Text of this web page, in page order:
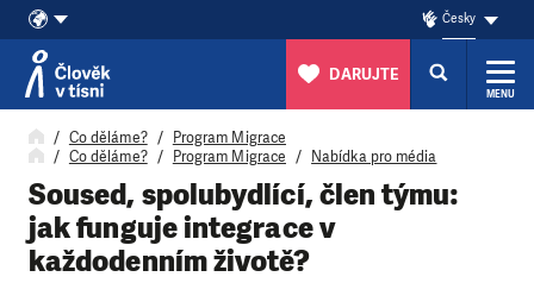
Přeskočit na obsah
Česky
DARUJTE
MENU
Co děláme?
Program Migrace
Co děláme?
Program Migrace Nabídka pro média
Soused, spolubydlící, člen týmu:
jak funguje integrace v
každodenním životě?